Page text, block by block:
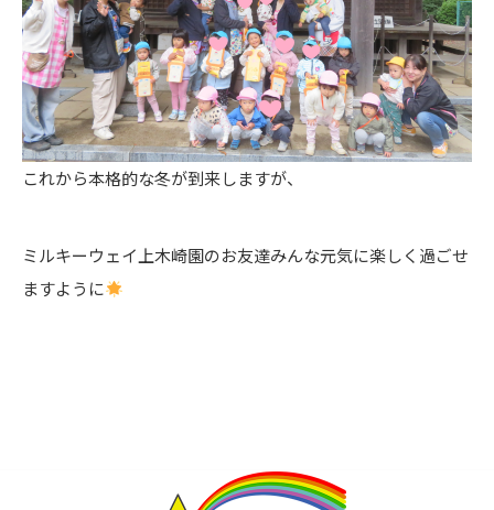
これから本格的な冬が到来しますが、
ミルキーウェイ上木崎園のお友達みんな元気に楽しく過ごせ
ますように